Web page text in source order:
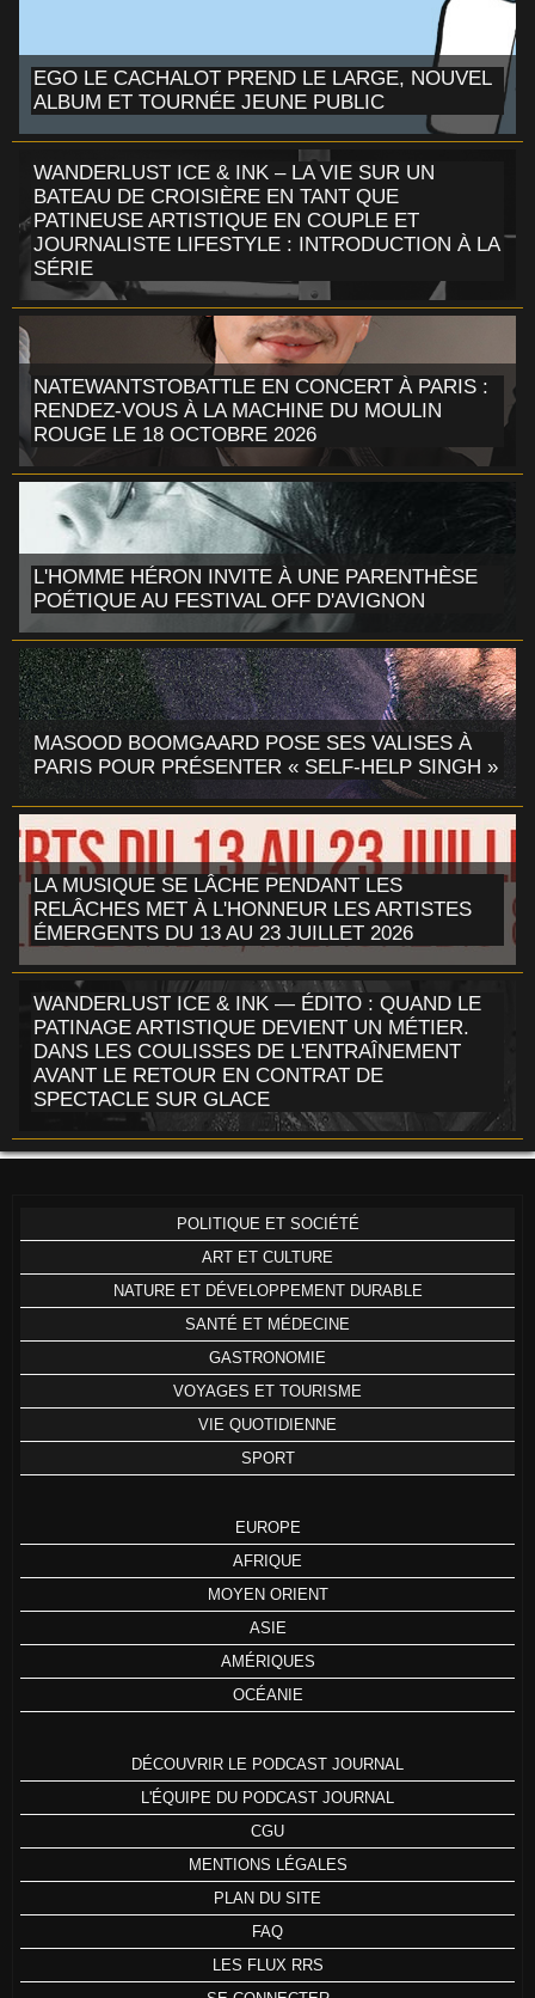
EGO LE CACHALOT PREND LE LARGE, NOUVEL
ALBUM ET TOURNÉE JEUNE PUBLIC
WANDERLUST ICE & INK – LA VIE SUR UN
BATEAU DE CROISIÈRE EN TANT QUE
PATINEUSE ARTISTIQUE EN COUPLE ET
JOURNALISTE LIFESTYLE : INTRODUCTION À LA
SÉRIE
NATEWANTSTOBATTLE EN CONCERT À PARIS :
RENDEZ-VOUS À LA MACHINE DU MOULIN
ROUGE LE 18 OCTOBRE 2026
L'HOMME HÉRON INVITE À UNE PARENTHÈSE
POÉTIQUE AU FESTIVAL OFF D'AVIGNON
MASOOD BOOMGAARD POSE SES VALISES À
PARIS POUR PRÉSENTER « SELF-HELP SINGH »
LA MUSIQUE SE LÂCHE PENDANT LES
RELÂCHES MET À L'HONNEUR LES ARTISTES
ÉMERGENTS DU 13 AU 23 JUILLET 2026
WANDERLUST ICE & INK — ÉDITO : QUAND LE
PATINAGE ARTISTIQUE DEVIENT UN MÉTIER.
DANS LES COULISSES DE L'ENTRAÎNEMENT
AVANT LE RETOUR EN CONTRAT DE
SPECTACLE SUR GLACE
POLITIQUE ET SOCIÉTÉ
ART ET CULTURE
NATURE ET DÉVELOPPEMENT DURABLE
SANTÉ ET MÉDECINE
GASTRONOMIE
VOYAGES ET TOURISME
VIE QUOTIDIENNE
SPORT
EUROPE
AFRIQUE
MOYEN ORIENT
ASIE
AMÉRIQUES
OCÉANIE
DÉCOUVRIR LE PODCAST JOURNAL
L'ÉQUIPE DU PODCAST JOURNAL
CGU
MENTIONS LÉGALES
PLAN DU SITE
FAQ
LES FLUX RRS